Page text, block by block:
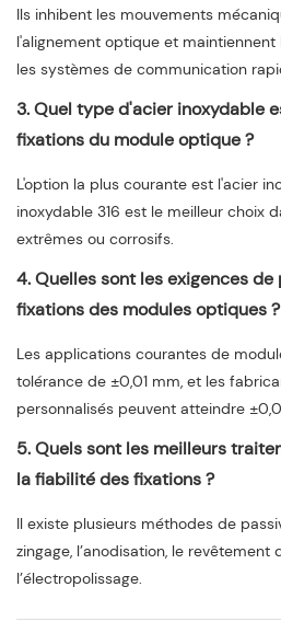
Ils inhibent les mouvements
l'alignement optique et
les systèmes de communication
3. Quel type d'acier inoxydable
fixations du module optique ?
L'option la plus courante est l'acier
inoxydable 316 est le meilleur choix
extrêmes ou corrosifs.
4. Quelles sont les exigences
fixations des modules optiques ?
Les applications courantes de
tolérance de ±0,01 mm, et les
personnalisés peuvent atteindre
5. Quels sont les meilleurs
la fiabilité des fixations ?
Il existe plusieurs méthodes de
zingage, l’anodisation, le revêtement
l’électropolissage.